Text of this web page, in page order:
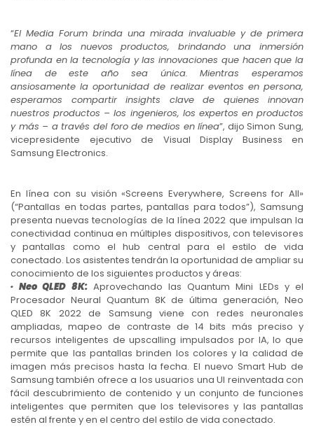
“El Media Forum brinda una mirada invaluable y de primera
mano a los nuevos productos, brindando una inmersión
profunda en la tecnología y las innovaciones que hacen que la
línea de este año sea única. Mientras esperamos
ansiosamente la oportunidad de realizar eventos en persona,
esperamos compartir insights clave de quienes innovan
nuestros productos – los ingenieros, los expertos en productos
y más – a través del foro de medios en línea”, dijo Simon Sung,
vicepresidente ejecutivo de Visual Display Business en
Samsung Electronics.
En línea con su visión «Screens Everywhere, Screens for All»
(“Pantallas en todas partes, pantallas para todos”), Samsung
presenta nuevas tecnologías de la línea 2022 que impulsan la
conectividad continua en múltiples dispositivos, con televisores
y pantallas como el hub central para el estilo de vida
conectado. Los asistentes tendrán la oportunidad de ampliar su
conocimiento de los siguientes productos y áreas:
· Neo QLED 8K:Aprovechando las Quantum Mini LEDs y el
Procesador Neural Quantum 8K de última generación, Neo
QLED 8K 2022 de Samsung viene con redes neuronales
ampliadas, mapeo de contraste de 14 bits más preciso y
recursos inteligentes de upscalling impulsados por IA, lo que
permite que las pantallas brinden los colores y la calidad de
imagen más precisos hasta la fecha. El nuevo Smart Hub de
Samsung también ofrece a los usuarios una UI reinventada con
fácil descubrimiento de contenido y un conjunto de funciones
inteligentes que permiten que los televisores y las pantallas
estén al frente y en el centro del estilo de vida conectado.